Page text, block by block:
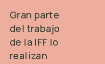
Gran parte
del trabajo
de la IFF lo
realizan